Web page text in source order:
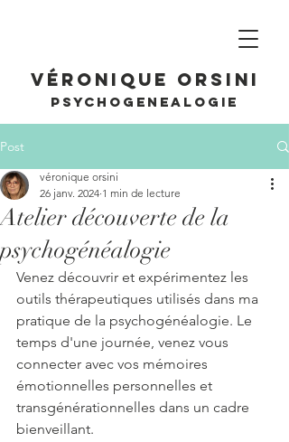
Véronique Orsini
PSYCHOGENEALOGIE
Post
Atelier découverte de la
psychogénéalogie
véronique orsini
26 janv. 2024 1 min de lecture
Venez découvrir et expérimentez les
outils thérapeutiques utilisés dans ma
pratique de la psychogénéalogie. Le
temps d'une journée, venez vous
connecter avec vos mémoires
émotionnelles personnelles et
transgénérationnelles dans un cadre
bienveillant.